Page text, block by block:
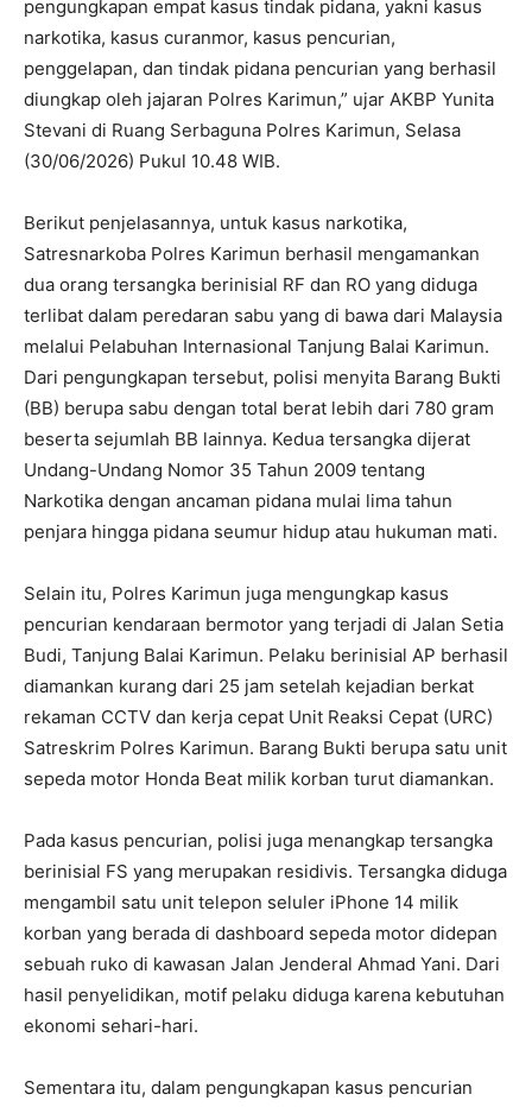
pengungkapan empat kasus tindak pidana, yakni kasus
narkotika, kasus curanmor, kasus pencurian,
penggelapan, dan tindak pidana pencurian yang berhasil
diungkap oleh jajaran Polres Karimun,” ujar AKBP Yunita
Stevani di Ruang Serbaguna Polres Karimun, Selasa
(30/06/2026) Pukul 10.48 WIB.
Berikut penjelasannya, untuk kasus narkotika,
Satresnarkoba Polres Karimun berhasil mengamankan
dua orang tersangka berinisial RF dan RO yang diduga
terlibat dalam peredaran sabu yang di bawa dari Malaysia
melalui Pelabuhan Internasional Tanjung Balai Karimun.
Dari pengungkapan tersebut, polisi menyita Barang Bukti
(BB) berupa sabu dengan total berat lebih dari 780 gram
beserta sejumlah BB lainnya. Kedua tersangka dijerat
Undang-Undang Nomor 35 Tahun 2009 tentang
Narkotika dengan ancaman pidana mulai lima tahun
penjara hingga pidana seumur hidup atau hukuman mati.
Selain itu, Polres Karimun juga mengungkap kasus
pencurian kendaraan bermotor yang terjadi di Jalan Setia
Budi, Tanjung Balai Karimun. Pelaku berinisial AP berhasil
diamankan kurang dari 25 jam setelah kejadian berkat
rekaman CCTV dan kerja cepat Unit Reaksi Cepat (URC)
Satreskrim Polres Karimun. Barang Bukti berupa satu unit
sepeda motor Honda Beat milik korban turut diamankan.
Pada kasus pencurian, polisi juga menangkap tersangka
berinisial FS yang merupakan residivis. Tersangka diduga
mengambil satu unit telepon seluler iPhone 14 milik
korban yang berada di dashboard sepeda motor didepan
sebuah ruko di kawasan Jalan Jenderal Ahmad Yani. Dari
hasil penyelidikan, motif pelaku diduga karena kebutuhan
ekonomi sehari-hari.
Sementara itu, dalam pengungkapan kasus pencurian